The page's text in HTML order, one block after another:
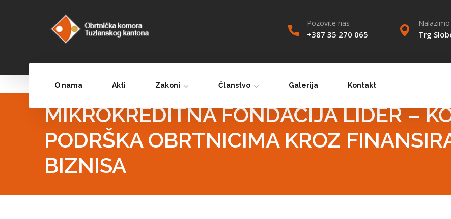
Pozovite nas
+387 35 270 065 Trg
O nama Akti Zakoni Članstvo Galerija Kontakt
MIKROKREDITNA FONDACIJA LIDER –
PODRŠKA OBRTNICIMA KROZ
BIZNISA